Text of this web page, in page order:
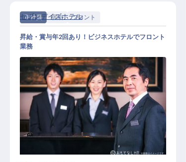
正社員 宿泊 フロント
フロント / 正社員
セブンデイズホテル
昇給・賞与年2回あり！ビジネスホテルでフロント
業務